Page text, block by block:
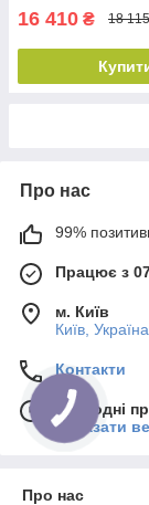
16 410 ₴ 18
Про нас
99%
Працює з
м. Київ
Київ, Україна
Контакти
Сьогодні
Показати
Про нас